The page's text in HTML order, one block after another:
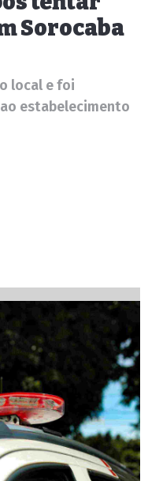
Sorocaba
local e foi
estabelecimento